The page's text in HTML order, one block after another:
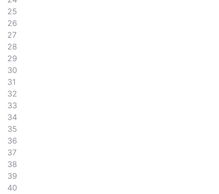
25
26
27
28
29
30
31
32
33
34
35
36
37
38
39
40